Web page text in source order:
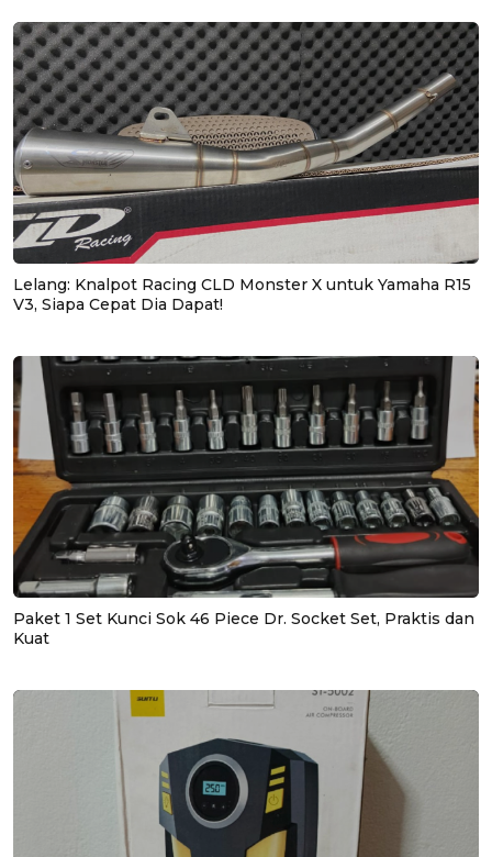
Lelang: Knalpot Racing CLD Monster X untuk Yamaha R15
V3, Siapa Cepat Dia Dapat!
Paket 1 Set Kunci Sok 46 Piece Dr. Socket Set, Praktis dan
Kuat